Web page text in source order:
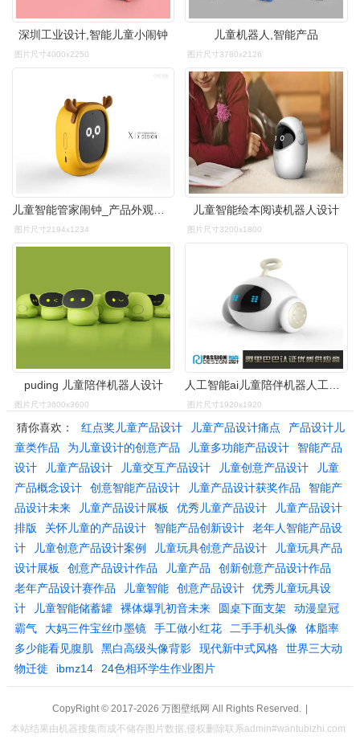
深圳工业设计,智能儿童小闹钟
图片尺寸4000x2250
儿童机器人,智能产品
图片尺寸3780x2126
图片尺寸2194x1234
儿童智能绘本阅读机器人设计
图片尺寸3200x1800
puding 儿童陪伴机器人设计
图片尺寸3600x3600 图片尺寸1920x1920
猜你喜欢： 红点奖儿童产品设计 儿童产品设计痛点
产品设计儿
童类作品
为儿童设计的创意产品 儿童多功能产品设计
智能产品
设计
儿童产品设计 儿童交互产品设计 儿童创意产品设计
儿童
产品概念设计
创意智能产品设计 儿童产品设计获奖作品
智能产
品设计未来
儿童产品设计展板 优秀儿童产品设计
儿童产品设计
排版
关怀儿童的产品设计 智能产品创新设计
老年人智能产品设
计
儿童创意产品设计案例 儿童玩具创意产品设计
儿童玩具产品
设计展板
创意产品设计作品 儿童产品
创新创意产品设计作品
老年产品设计赛作品
儿童智能 创意产品设计
优秀儿童玩具设
计
儿童智能储蓄罐 裸体爆乳初音未来 圆桌下面支架
动漫皇冠
霸气
大妈三件宝丝巾墨镜 手工做小红花 二手手机头像
体脂率
多少能看见腹肌
黑白高级头像背影 现代新中式风格
世界三大动
物迁徙
ibmz14 24色相环学生作业图片
CopyRight © 2017-2026 万图壁纸网 All Rights Reserved.
|
本站结果由机器搜集而成不储存图片数据,侵权删除联系admin#wantubizhi.com